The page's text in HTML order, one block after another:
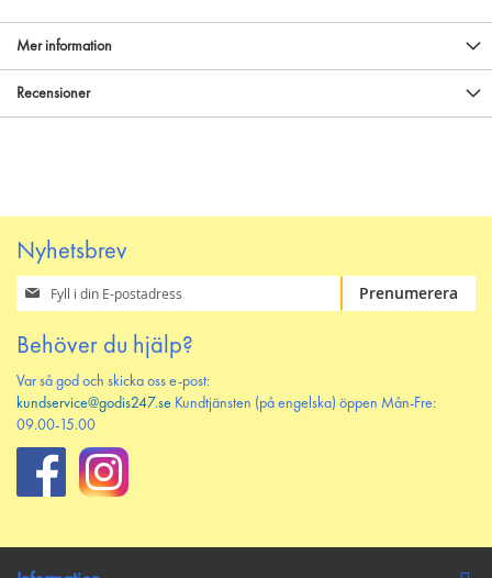
Mer information
Recensioner
Nyhetsbrev
Prenumerera
på
nyhetsbrev
Prenumerera
Behöver du hjälp?
Var så god och skicka oss e-post:
kundservice@godis247.se Kundtjänsten (på engelska) öppen Mån-Fre:
09.00-15.00